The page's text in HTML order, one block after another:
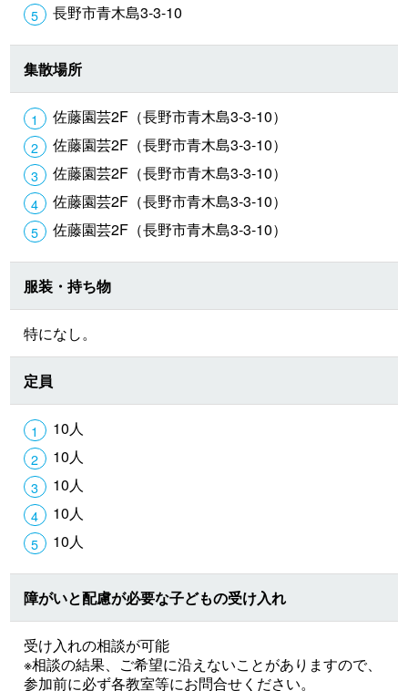
長野市青木島3-3-10
集散場所
佐藤園芸2F（長野市青木島3-3-10）
佐藤園芸2F（長野市青木島3-3-10）
佐藤園芸2F（長野市青木島3-3-10）
佐藤園芸2F（長野市青木島3-3-10）
佐藤園芸2F（長野市青木島3-3-10）
服装・持ち物
特になし。
定員
10人
10人
10人
10人
10人
障がいと配慮が必要な子どもの受け入れ
受け入れの相談が可能
※相談の結果、ご希望に沿えないことがありますので、
参加前に必ず各教室等にお問合せください。